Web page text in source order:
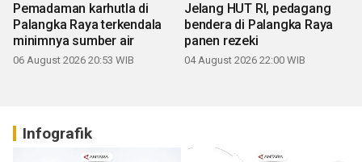
Pemadaman karhutla di
Palangka Raya terkendala
minimnya sumber air
06 August 2026 20:53 WIB
Jelang HUT RI, pedagang
bendera di Palangka Raya
panen rezeki
04 August 2026 22:00 WIB
Infografik